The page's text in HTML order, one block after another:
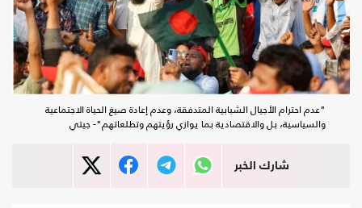
"عدم احترام الأجيال الشبابية المتدفقة، وعدم إعادة صيغ الحياة الاجتماعية
والسياسية، بل والاقتصادية بما يوازي رؤيتهم وتطلعاتهم"- جيتي
شارك الخبر